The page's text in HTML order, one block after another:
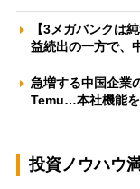
【3メガバンクは
益続出の一方で、
急増する中国企業
Temu…本社機能
投資ノウハウ